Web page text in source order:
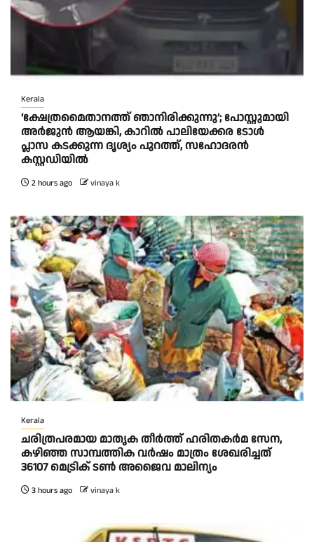
Kerala
‘ക്ഷേത്രമൈതാനത്ത് ഞാനിരിക്കുന്നു’; പോസ്റ്റുമായി
അർജുൻ ആയങ്കി, കാറിൽ പാലിയേക്കര ടോൾ
പ്ലാസ കടക്കുന്ന ദൃശ്യം പുറത്ത്, സഹോദരൻ
കസ്റ്റഡിയിൽ
2 hours ago vinaya k
Kerala
ചരിത്രപരമായ മാതൃക തീര്‍ത്ത് ഹരിതകര്‍മ സേന,
കഴിഞ്ഞ സാമ്പത്തിക വര്‍ഷം മാത്രം ശേഖരിച്ചത്
36107 മെട്രിക് ടണ്‍ അജൈവ മാലിന്യം
3 hours ago vinaya k